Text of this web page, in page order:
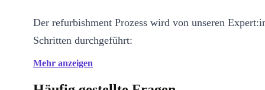
Der refurbishment Prozess wird von unseren
Schritten durchgeführt:
Wie wird refurbished?
Mehr anzeigen